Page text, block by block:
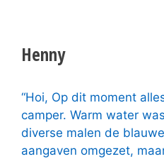
Henny
“Hoi, Op dit moment
camper. Warm water
diverse malen de
aangaven omgezet,